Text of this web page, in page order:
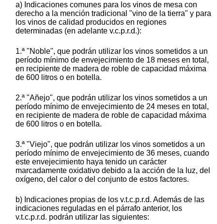
a) Indicaciones comunes para los vinos de mesa con
derecho a la mención tradicional "vino de la tierra" y para
los vinos de calidad producidos en regiones
determinadas (en adelante v.c.p.r.d.):
1.ª "Noble", que podrán utilizar los vinos sometidos a un
período mínimo de envejecimiento de 18 meses en total,
en recipiente de madera de roble de capacidad máxima
de 600 litros o en botella.
2.ª "Añejo", que podrán utilizar los vinos sometidos a un
período mínimo de envejecimiento de 24 meses en total,
en recipiente de madera de roble de capacidad máxima
de 600 litros o en botella.
3.ª "Viejo", que podrán utilizar los vinos sometidos a un
período mínimo de envejecimiento de 36 meses, cuando
este envejecimiento haya tenido un carácter
marcadamente oxidativo debido a la acción de la luz, del
oxígeno, del calor o del conjunto de estos factores.
b) Indicaciones propias de los v.t.c.p.r.d. Además de las
indicaciones reguladas en el párrafo anterior, los
v.t.c.p.r.d. podrán utilizar las siguientes: